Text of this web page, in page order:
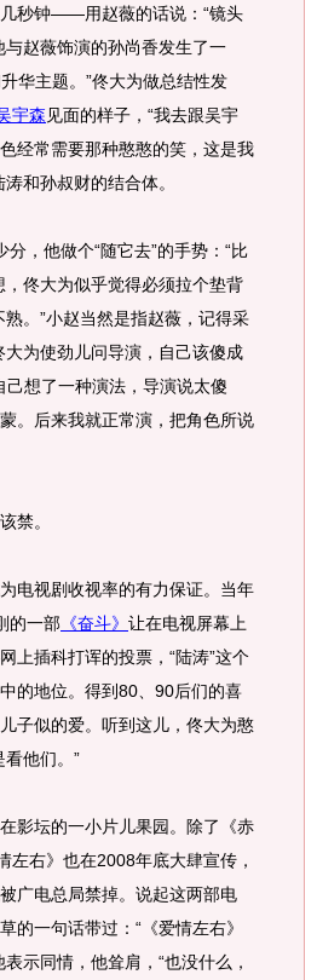
秒钟——用赵薇的话说：“镜头
赵薇饰演的孙尚香发生了一
华主题。”佟大为做总结性发
宇森 见面的样子，“我去跟吴宇
经常需要那种憨憨的笑，这是我
和孙叔财的结合体。
，他做个“随它去”的手势：“比
佟大为似乎觉得必须拉个垫背
。”小赵当然是指赵薇，记得采
为使劲儿问导演，自己该傻成
己想了一种演法，导演说太傻
。后来我就正常演，把角色所说
禁。
视剧收视率的有力保证。当年
的一部 《奋斗》 让在电视屏幕上
上插科打诨的投票，“陆涛”这个
的地位。得到80、90后们的喜
子似的爱。听到这儿，佟大为憨
他们。”
坛的一小片儿果园。除了《赤
左右》也在2008年底大肆宣传，
广电总局禁掉。说起这两部电
的一句话带过：“《爱情左右》
示同情，他耸肩，“也没什么，